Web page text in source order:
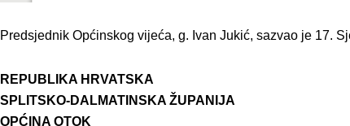
Predsjednik Općinskog vijeća, g. Ivan Jukić, sazvao je 17.
REPUBLIKA HRVATSKA
SPLITSKO-DALMATINSKA ŽUPANIJA
OPĆINA OTOK